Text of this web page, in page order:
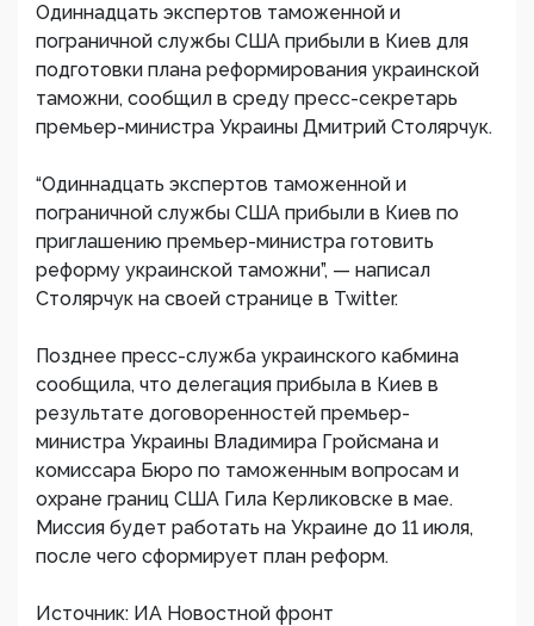
Одиннадцать экспертов таможенной и
пограничной службы США прибыли в Киев для
подготовки плана реформирования украинской
таможни, сообщил в среду пресс-секретарь
премьер-министра Украины Дмитрий Столярчук.
“Одиннадцать экспертов таможенной и
пограничной службы США прибыли в Киев по
приглашению премьер-министра готовить
реформу украинской таможни”, — написал
Столярчук на своей странице в Twitter.
Позднее пресс-служба украинского кабмина
сообщила, что делегация прибыла в Киев в
результате договоренностей премьер-
министра Украины Владимира Гройсмана и
комиссара Бюро по таможенным вопросам и
охране границ США Гила Керликовске в мае.
Миссия будет работать на Украине до 11 июля,
после чего сформирует план реформ.
Источник: ИА Новостной фронт